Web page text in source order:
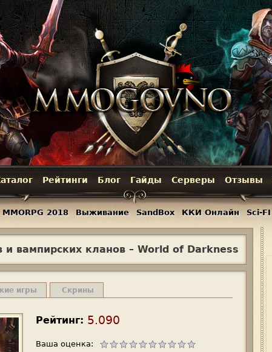
Jump to navigation
и вампирских кланов – World of Darkness
игры Скрины
Рейтинг: 5.090
Ваша оценка:
Рейтинги Блог Гайды Серверы Отзывы
MMORPG 2018 Выживание SandBox ККИ Онлайн Sci-FI